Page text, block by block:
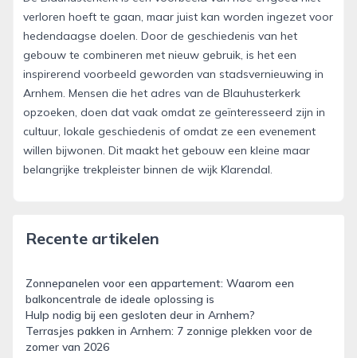
verloren hoeft te gaan, maar juist kan worden ingezet voor
hedendaagse doelen. Door de geschiedenis van het
gebouw te combineren met nieuw gebruik, is het een
inspirerend voorbeeld geworden van stadsvernieuwing in
Arnhem. Mensen die het adres van de Blauhusterkerk
opzoeken, doen dat vaak omdat ze geïnteresseerd zijn in
cultuur, lokale geschiedenis of omdat ze een evenement
willen bijwonen. Dit maakt het gebouw een kleine maar
belangrijke trekpleister binnen de wijk Klarendal.
Recente artikelen
Zonnepanelen voor een appartement: Waarom een
balkoncentrale de ideale oplossing is
Hulp nodig bij een gesloten deur in Arnhem?
Terrasjes pakken in Arnhem: 7 zonnige plekken voor de
zomer van 2026